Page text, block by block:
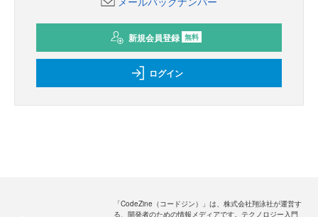
新規会員登録 無料
ログイン